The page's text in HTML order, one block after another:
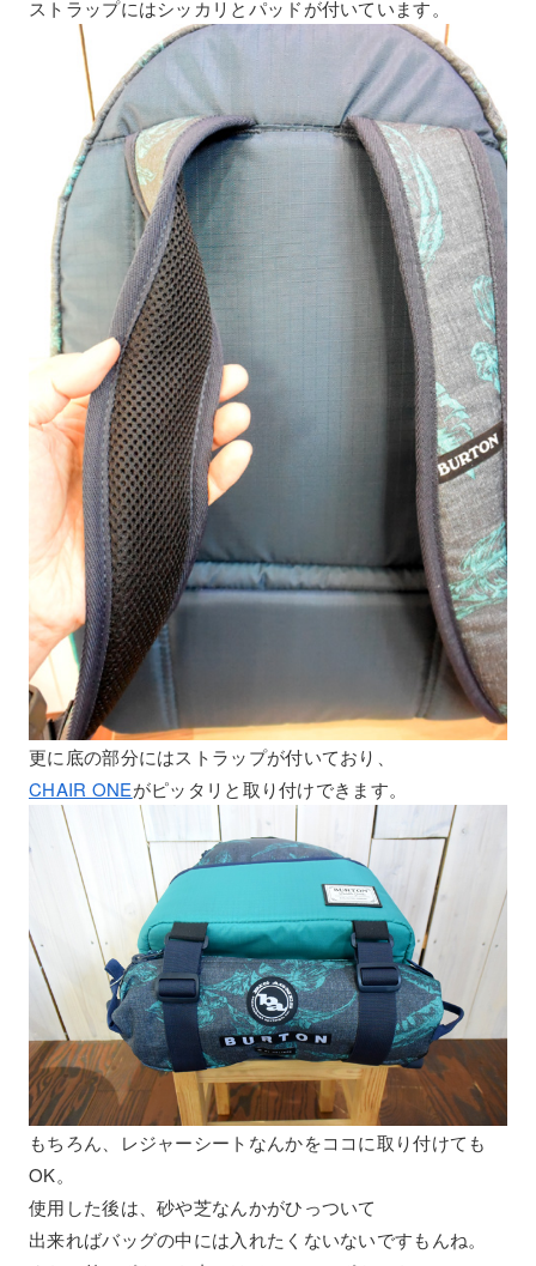
ストラップにはシッカリとパッドが付いています。
更に底の部分にはストラップが付いており、
CHAIR ONEがピッタリと取り付けできます。
もちろん、レジャーシートなんかをココに取り付けても
OK。
使用した後は、砂や芝なんかがひっついて
出来ればバッグの中には入れたくないないですもんね。